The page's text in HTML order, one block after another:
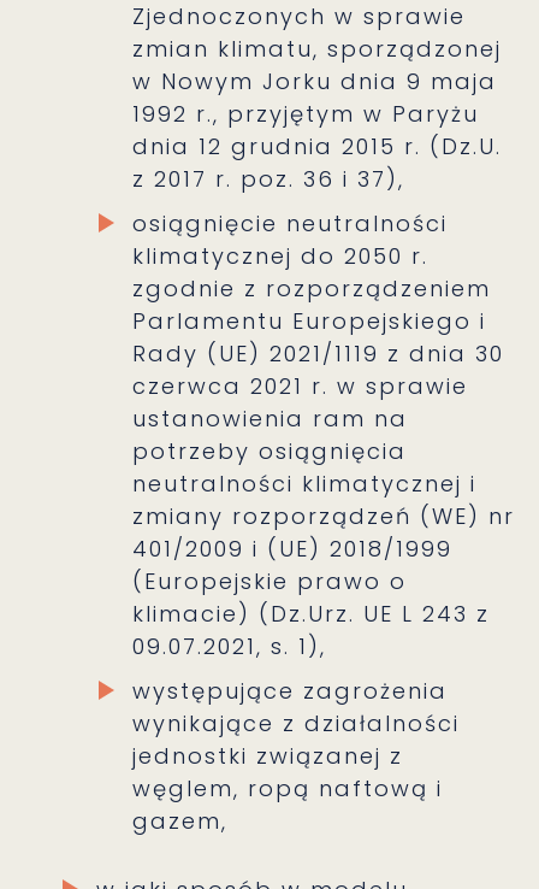
Zjednoczonych w sprawie
zmian klimatu, sporządzonej
w Nowym Jorku dnia 9 maja
1992 r., przyjętym w Paryżu
dnia 12 grudnia 2015 r. (Dz.U.
z 2017 r. poz. 36 i 37),
osiągnięcie neutralności
klimatycznej do 2050 r.
zgodnie z rozporządzeniem
Parlamentu Europejskiego i
Rady (UE) 2021/1119 z dnia 30
czerwca 2021 r. w sprawie
ustanowienia ram na
potrzeby osiągnięcia
neutralności klimatycznej i
zmiany rozporządzeń (WE) nr
401/2009 i (UE) 2018/1999
(Europejskie prawo o
klimacie) (Dz.Urz. UE L 243 z
09.07.2021, s. 1),
występujące zagrożenia
wynikające z działalności
jednostki związanej z
węglem, ropą naftową i
gazem,